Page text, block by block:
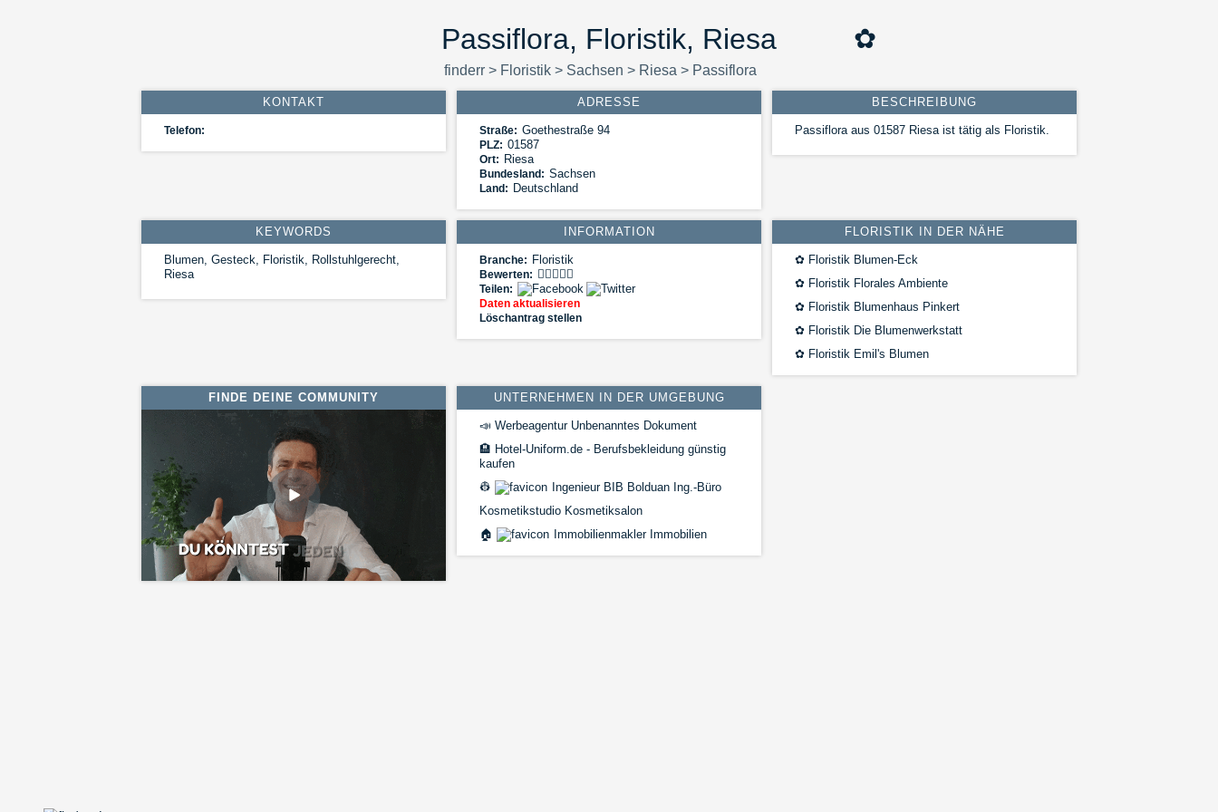
Passiflora, Floristik, Riesa ✿
finderr > Floristik > Sachsen > Riesa > Passiflora
KONTAKT
Telefon:
ADRESSE
Straße: Goethestraße 94
PLZ: 01587
Ort: Riesa
Bundesland: Sachsen
Land: Deutschland
BESCHREIBUNG
Passiflora aus 01587 Riesa ist tätig als Floristik.
KEYWORDS
Blumen, Gesteck, Floristik, Rollstuhlgerecht,
Riesa
INFORMATION
Branche: Floristik
Bewerten:
Teilen:
Daten aktualisieren
Löschantrag stellen
FLORISTIK IN DER NÄHE
✿ Floristik Blumen-Eck
✿ Floristik Florales Ambiente
✿ Floristik Blumenhaus Pinkert
✿ Floristik Die Blumenwerkstatt
✿ Floristik Emil's Blumen
FINDE DEINE COMMUNITY UNTERNEHMEN IN DER UMGEBUNG
📣 Werbeagentur Unbenanntes Dokument
🏨 Hotel-Uniform.de - Berufsbekleidung günstig
kaufen
👷
Ingenieur BIB Bolduan Ing.-Büro
Kosmetikstudio Kosmetiksalon
🏠
Immobilienmakler Immobilien